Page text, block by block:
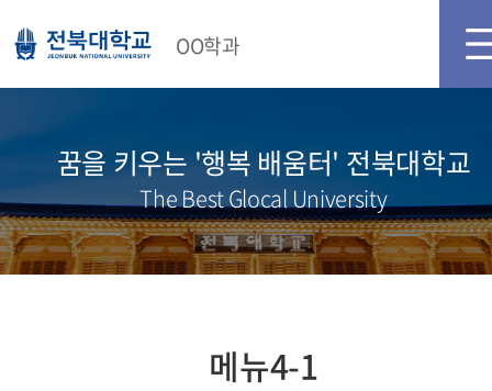
OO학과
꿈을 키우는 '행복 배움터' 전북대학교
The Best Glocal University
메뉴4-1